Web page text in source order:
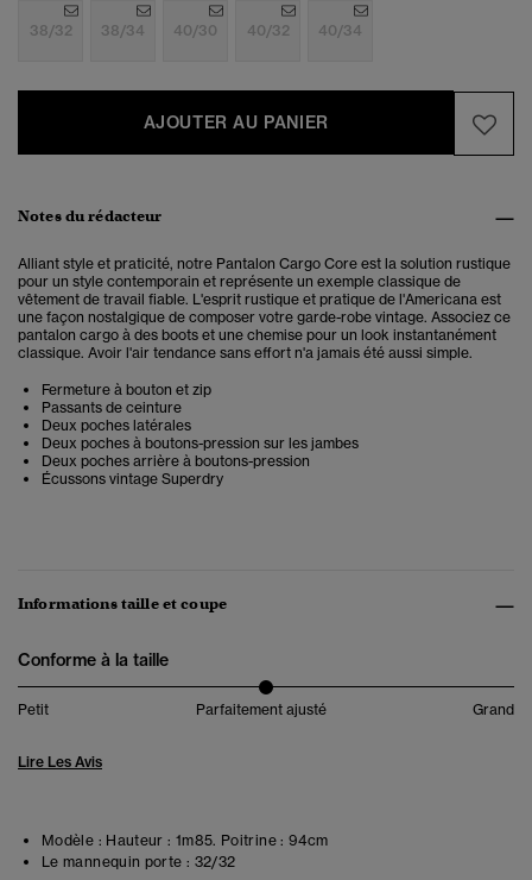
38/32 38/34 40/30 40/32 40/34
AJOUTER AU PANIER
Notes du rédacteur
Alliant style et praticité, notre Pantalon Cargo Core est la solution rustique
pour un style contemporain et représente un exemple classique de
vêtement de travail fiable. L'esprit rustique et pratique de l'Americana est
une façon nostalgique de composer votre garde-robe vintage. Associez ce
pantalon cargo à des boots et une chemise pour un look instantanément
classique. Avoir l'air tendance sans effort n'a jamais été aussi simple.
Fermeture à bouton et zip
Passants de ceinture
Deux poches latérales
Deux poches à boutons-pression sur les jambes
Deux poches arrière à boutons-pression
Écussons vintage Superdry
Informations taille et coupe
Conforme à la taille
Petit Parfaitement ajusté Grand
Lire Les Avis
Modèle : Hauteur : 1m85. Poitrine : 94cm
Le mannequin porte : 32/32